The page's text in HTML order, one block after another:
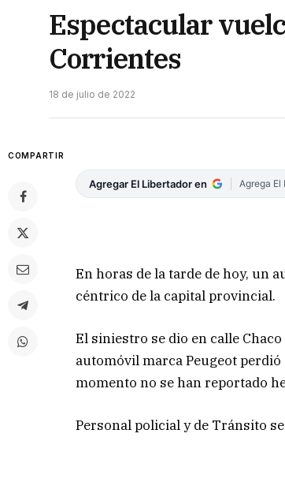
Espectacular
Corrientes
18 de julio de 2022
COMPARTIR
Agregar El Libertador en Agrega El
En horas de la tarde de hoy, un
céntrico de la capital provincial.
El siniestro se dio en calle
automóvil marca Peugeot
momento no se han reportado
Personal policial y de Tránsito